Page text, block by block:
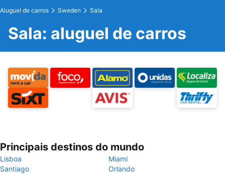
Aluguel de carros Sweden Sala
Sala: aluguel de carros
Principais destinos do mundo
Lisboa
Miami
Santiago
Orlando